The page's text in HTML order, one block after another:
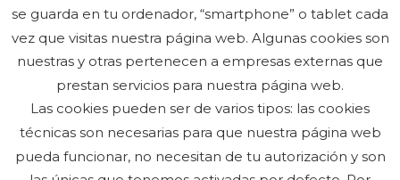
se guarda en tu ordenador, “smartphone” o tablet cada
vez que visitas nuestra página web. Algunas cookies son
nuestras y otras pertenecen a empresas externas que
prestan servicios para nuestra página web.
Las cookies pueden ser de varios tipos: las cookies
técnicas son necesarias para que nuestra página web
pueda funcionar, no necesitan de tu autorización y son